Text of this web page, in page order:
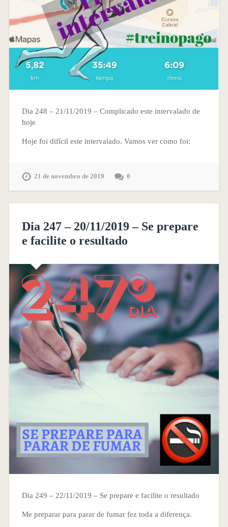
Dia 248 – 21/11/2019 – Complicado este intervalado de
hoje
Hoje foi difícil este intervalado. Vamos ver como foi:
21 de novembro de 2019 0
Dia 247 – 20/11/2019 – Se prepare
e facilite o resultado
Dia 249 – 22/11/2019 – Se prepare e facilite o resultado
Me preparar para parar de fumar fez toda a diferença.